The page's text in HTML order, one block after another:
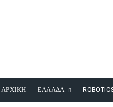
ΑΡΧΙΚΗ ΕΛΛΑΔΑ